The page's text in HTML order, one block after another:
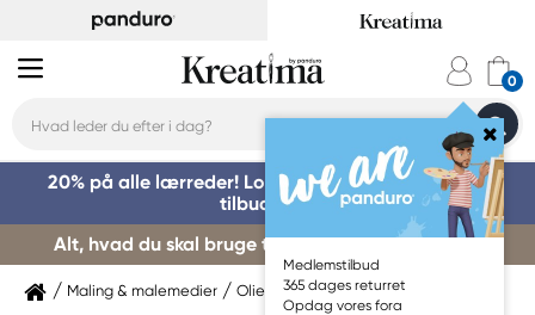
Medlemstilbud
365 dages returret
Opdag vores fora
20% på alle lærreder! Log på for at benytte dig af
tilbuddet »
Alt, hvad du skal bruge til kursusstart – køb her »
Maling & malemedier Oliemaling Rembrandt